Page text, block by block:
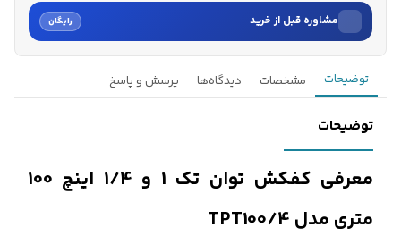
مشاوره قبل از خرید رایگان
نام
تماس می‌گیرند.
توضیحات مشخصات دیدگاه‌ها پرسش و پاسخ
توضیحات
معرفی کفکش توان تک 1 و 1/4 اینچ 100
متری مدل TPT100/4